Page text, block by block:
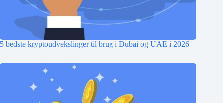
5 bedste kryptoudvekslinger til brug i Dubai og UAE i 2026